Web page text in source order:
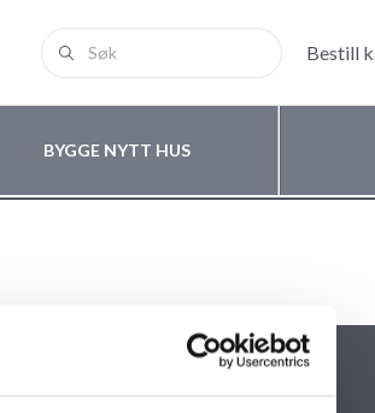
Bestill
BYGGE NYTT HUS